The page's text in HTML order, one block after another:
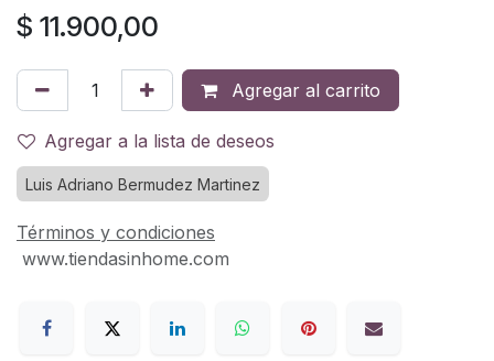
$ 11.900,00
Agregar al carrito
Agregar a la lista de deseos
Luis Adriano Bermudez Martinez
Términos y condiciones
www.tiendasinhome.com